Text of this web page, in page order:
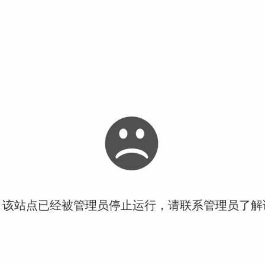
站点已经被管理员停止运行，请联系管理员了